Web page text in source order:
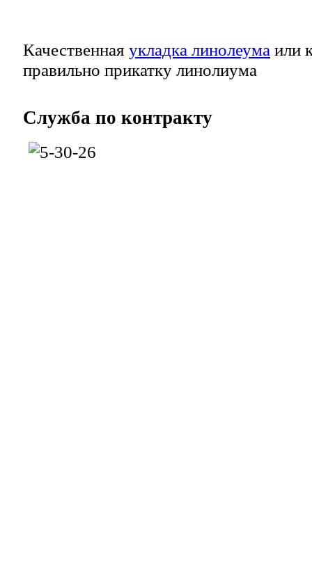
Качественная укладка линолеума или
правильно прикатку линолиума
Служба по контракту